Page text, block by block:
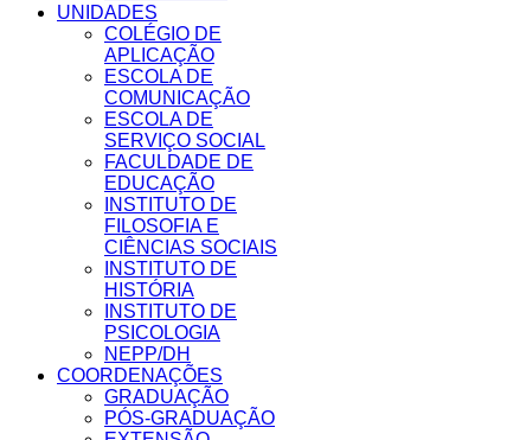
UNIDADES
COLÉGIO DE
APLICAÇÃO
ESCOLA DE
COMUNICAÇÃO
ESCOLA DE
SERVIÇO SOCIAL
FACULDADE DE
EDUCAÇÃO
INSTITUTO DE
FILOSOFIA E
CIÊNCIAS SOCIAIS
INSTITUTO DE
HISTÓRIA
INSTITUTO DE
PSICOLOGIA
NEPP/DH
COORDENAÇÕES
GRADUAÇÃO
PÓS-GRADUAÇÃO